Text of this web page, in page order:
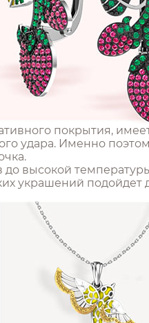
покрытия,
удара. Именно
высокой
украшений подойдет